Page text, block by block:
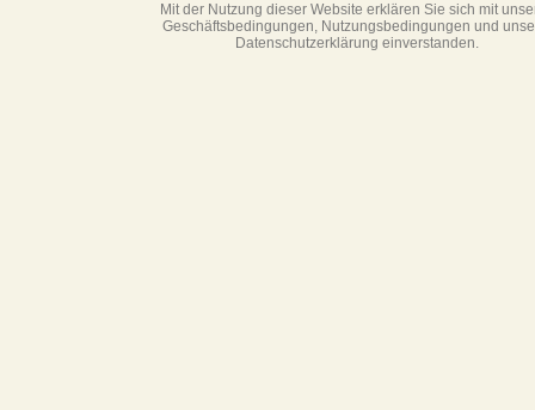
Mit der Nutzung dieser Website erklären Sie sich mit
Geschäftsbedin­gungen, Nutzungsbedingungen und
Datenschutzerklärung einverstanden.